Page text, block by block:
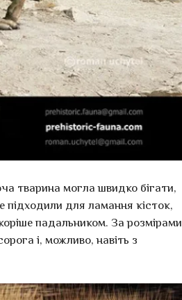
тварина могла швидко бігати,
підходили для ламання кісток,
падальником. За розмірами
і, можливо, навіть з